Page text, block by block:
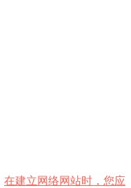
在建立网络网站时，您应